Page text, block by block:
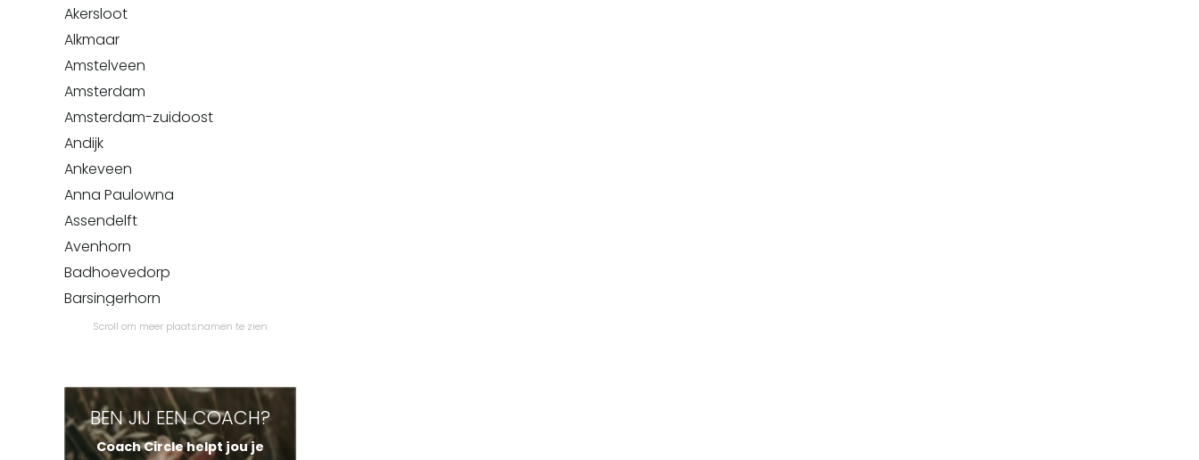
Akersloot
Alkmaar
Amstelveen
Amsterdam
Amsterdam-zuidoost
Andijk
Ankeveen
Anna Paulowna
Assendelft
Avenhorn
Badhoevedorp
Barsingerhorn
Beemster
Bennebroek
Benningbroek
Bentveld
Scroll om meer plaatsnamen te zien
BEN JIJ EEN COACH?
Coach Circle helpt jou je